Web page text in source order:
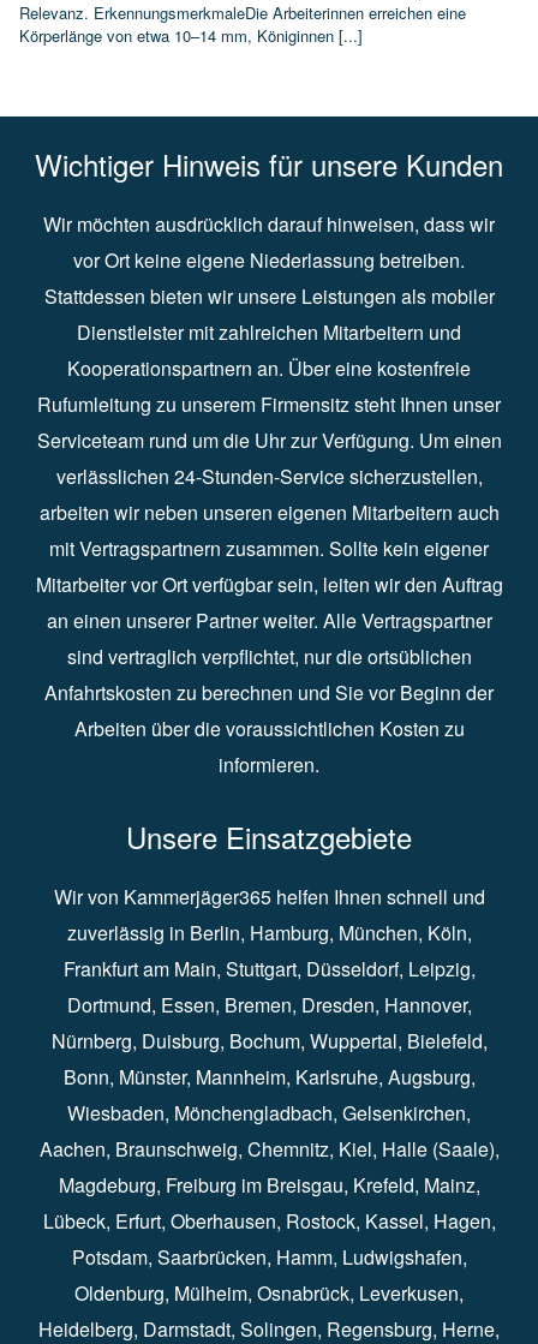
Relevanz. ErkennungsmerkmaleDie Arbeiterinnen erreichen eine
Körperlänge von etwa 10–14 mm, Königinnen [...]
Wichtiger Hinweis für unsere Kunden
Wir möchten ausdrücklich darauf hinweisen, dass wir
vor Ort keine eigene Niederlassung betreiben.
Stattdessen bieten wir unsere Leistungen als mobiler
Dienstleister mit zahlreichen Mitarbeitern und
Kooperationspartnern an. Über eine kostenfreie
Rufumleitung zu unserem Firmensitz steht Ihnen unser
Serviceteam rund um die Uhr zur Verfügung. Um einen
verlässlichen 24-Stunden-Service sicherzustellen,
arbeiten wir neben unseren eigenen Mitarbeitern auch
mit Vertragspartnern zusammen. Sollte kein eigener
Mitarbeiter vor Ort verfügbar sein, leiten wir den Auftrag
an einen unserer Partner weiter. Alle Vertragspartner
sind vertraglich verpflichtet, nur die ortsüblichen
Anfahrtskosten zu berechnen und Sie vor Beginn der
Arbeiten über die voraussichtlichen Kosten zu
informieren.
Unsere Einsatzgebiete
Wir von Kammerjäger365 helfen Ihnen schnell und
zuverlässig in Berlin⁠, Hamburg⁠, München, Köln⁠,
Frankfurt am Main⁠, Stuttgart⁠, Düsseldorf⁠, Leipzig⁠,
Dortmund⁠, Essen⁠, Bremen⁠, Dresden⁠, Hannover⁠,
Nürnberg⁠, Duisburg⁠⁠, Bochum⁠, Wuppertal⁠⁠, Bielefeld⁠⁠,
Bonn⁠⁠, Münster⁠⁠, Mannheim⁠, Karlsruhe⁠, Augsburg⁠,
Wiesbaden⁠⁠, Mönchengladbach⁠, Gelsenkirchen⁠⁠,
Aachen⁠⁠, Braunschweig⁠, Chemnitz⁠⁠, Kiel⁠, Halle (Saale)⁠⁠,
Magdeburg⁠, Freiburg im Breisgau⁠⁠, Krefeld⁠⁠, Mainz⁠⁠,
Lübeck⁠, Erfurt⁠, Oberhausen⁠⁠, Rostock⁠⁠, Kassel⁠⁠, Hagen⁠,
Potsdam⁠, Saarbrücken⁠⁠, Hamm⁠, Ludwigshafen⁠,
Oldenburg⁠, Mülheim⁠, Osnabrück⁠⁠, Leverkusen⁠,
Heidelberg⁠, Darmstadt⁠⁠, Solingen⁠, Regensburg⁠, Herne⁠⁠,